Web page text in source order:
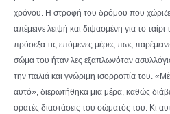
χρόνου. Η στροφή του δρόμου που
απέμεινε λειψή και διψασμένη για το
πρόσεξα τις επόμενες μέρες πως
σώμα του ήταν λες εξαπλωνόταν
την παλιά και γνώριμη ισορροπία του.
αυτό», διερωτήθηκα μια μέρα, καθώς
ορατές διαστάσεις του σώματός του. Κι